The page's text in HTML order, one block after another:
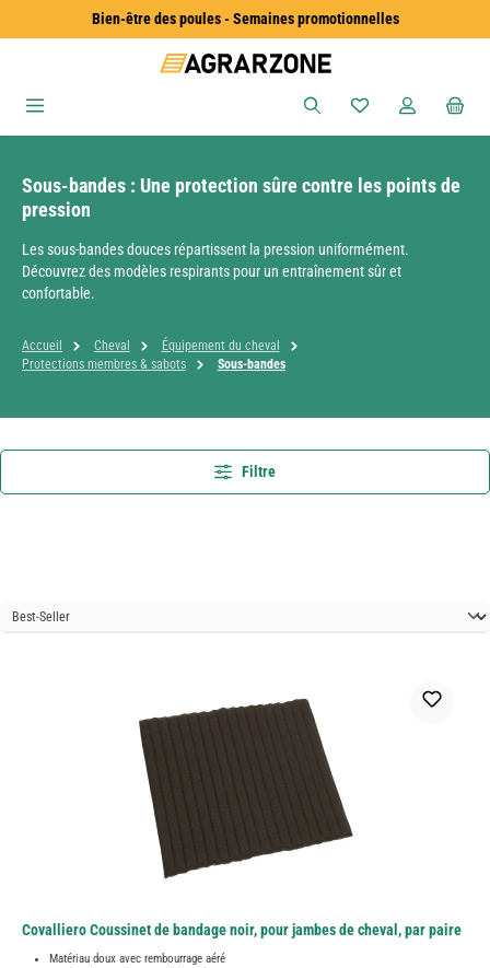
Passer au contenu principalBien-être des poules - Semaines promotionnelles
Vous avez 0
Sous-bandes : Une protection sûre contre les points de
pression
Les sous-bandes douces répartissent la pression uniformément.
Découvrez des modèles respirants pour un entraînement sûr et
confortable.
Accueil Cheval
Équipement du cheval
Protections membres & sabots
Sous-bandes
Filtre
Covalliero Coussinet de bandage noir, pour jambes de cheval, par paire
Matériau doux avec rembourrage aéré